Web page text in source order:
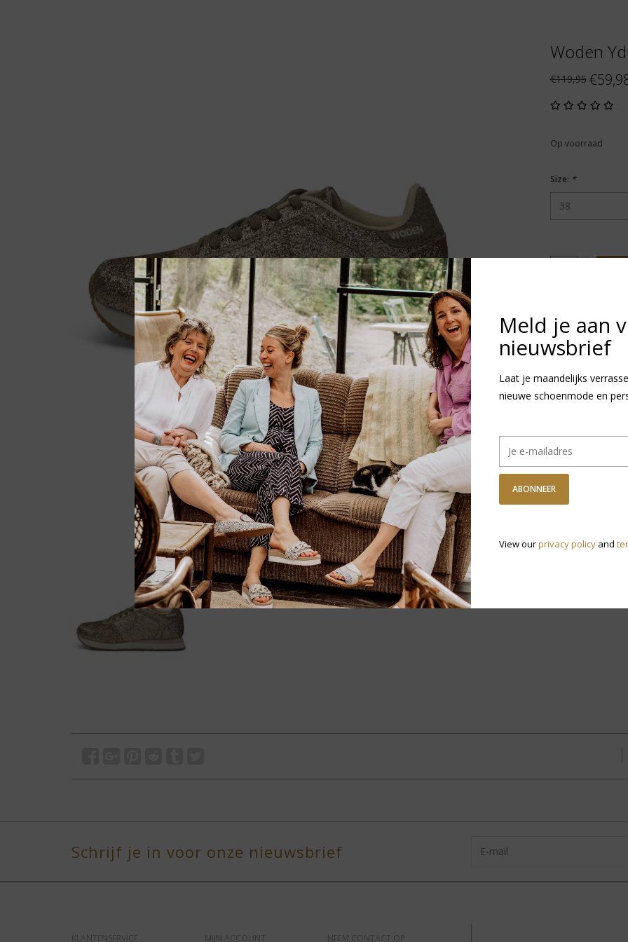
Woden
€119,95
Op voorraad
Size: *
Vanaf €75,-
Artikelnummer:
Schrijf je in voor onze nieuwsbrief
KLANTENSERVICE MIJN ACCOUNT NEEM CONTACT OP
Meld je aan
nieuwsbrief
Laat je maandelijks
nieuwe schoenmode en
ABONNEER
View ourprivacy policy and